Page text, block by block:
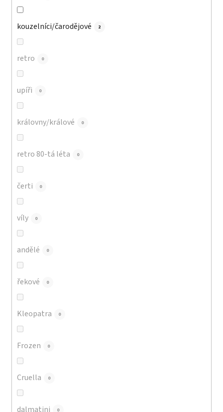
kouzelníci/čarodějové 2
retro 0
upíři 0
královny/králové 0
retro 80-tá léta 0
čerti 0
víly 0
andělé 0
řekové 0
Kleopatra 0
Frozen 0
Cruella 0
dalmatini 0